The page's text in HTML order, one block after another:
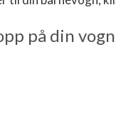
på din vogn